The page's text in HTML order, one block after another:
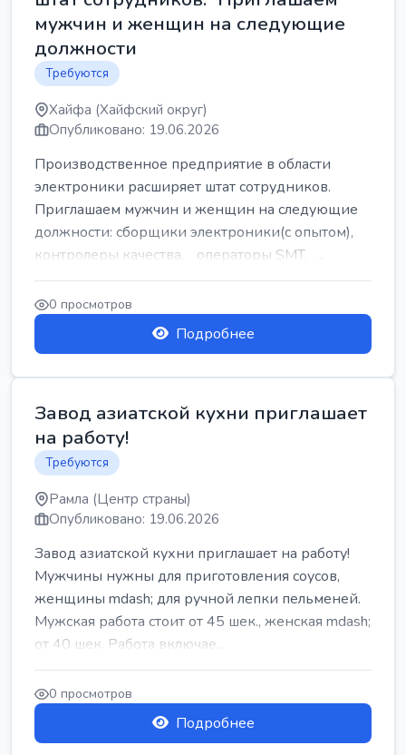
мужчин и женщин на следующие
должности
Требуются
Хайфа (Хайфский округ)
Опубликовано: 19.06.2026
Производственное предприятие в области
электроники расширяет штат сотрудников.
Приглашаем мужчин и женщин на следующие
должности: сборщики электроники(с опытом),
контролеры качества, операторы SMT, ...
0 просмотров
Подробнее
Завод азиатской кухни приглашает
на работу!
Требуются
Рамла (Центр страны)
Опубликовано: 19.06.2026
Завод азиатской кухни приглашает на работу!
Мужчины нужны для приготовления соусов,
женщины mdash; для ручной лепки пельменей.
Мужская работа стоит от 45 шек., женская mdash;
от 40 шек. Работа включае...
0 просмотров
Подробнее